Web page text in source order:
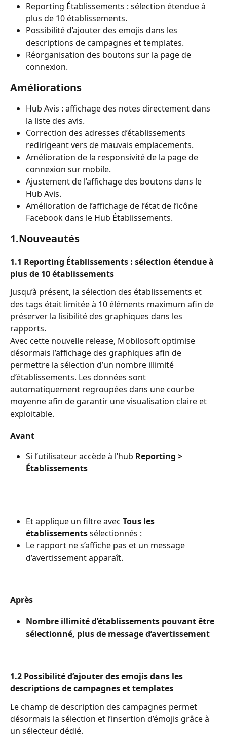
Reporting Établissements : sélection étendue à
plus de 10 établissements.
Possibilité d’ajouter des emojis dans les
descriptions de campagnes et templates.
Réorganisation des boutons sur la page de
connexion.
Améliorations
Hub Avis : affichage des notes directement dans
la liste des avis.
Correction des adresses d’établissements
redirigeant vers de mauvais emplacements.
Amélioration de la responsivité de la page de
connexion sur mobile.
Ajustement de l’affichage des boutons dans le
Hub Avis.
Amélioration de l’affichage de l’état de l’icône
Facebook dans le Hub Établissements.
1.Nouveautés
1.1 Reporting Établissements : sélection étendue à
plus de 10 établissements
Jusqu’à présent, la sélection des établissements et
des tags était limitée à 10 éléments maximum afin de
préserver la lisibilité des graphiques dans les
rapports.
Avec cette nouvelle release, Mobilosoft optimise
désormais l’affichage des graphiques afin de
permettre la sélection d’un nombre illimité
d’établissements. Les données sont
automatiquement regroupées dans une courbe
moyenne afin de garantir une visualisation claire et
exploitable.
Avant
Si l’utilisateur accède à l’hub Reporting >
Établissements
Et applique un filtre avec Tous les
établissements sélectionnés :
Le rapport ne s’affiche pas et un message
d’avertissement apparaît.
Après
Nombre illimité d’établissements pouvant être
sélectionné, plus de message d’avertissement
1.2 Possibilité d’ajouter des emojis dans les
descriptions de campagnes et templates
Le champ de description des campagnes permet
désormais la sélection et l’insertion d’émojis grâce à
un sélecteur dédié.